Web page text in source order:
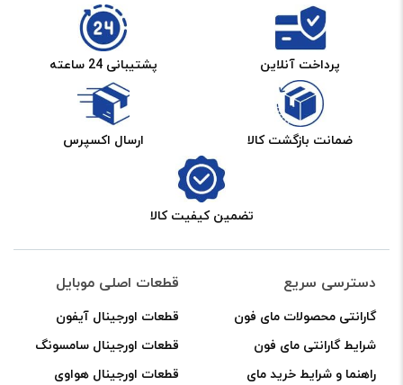
پرداخت آنلاین پشتیبانی 24 ساعته
ضمانت بازگشت کالا ارسال اکسپرس
تضمین کیفیت کالا
دسترسی سریع
گارانتی محصولات مای فون
شرایط گارانتی مای فون
راهنما و شرایط خرید مای
قطعات اصلی موبایل
قطعات اورجینال آیفون
قطعات اورجینال سامسونگ
قطعات اورجینال هواوی